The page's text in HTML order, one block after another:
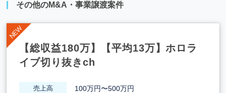
その他のM&A・事業譲渡案件
【総収益180万】【平均13万】ホロラ
イブ切り抜きch
売上高 100万円〜500万円